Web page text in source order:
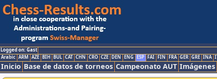
Logged on: Gast
Arabic ARM AZE BIH BUL CAT CHN CRO CZE DEN ENG ESP FAI FIN FRA GER GRE INA
Inicio Base de datos de torneos Campeonato AUT Imágenes